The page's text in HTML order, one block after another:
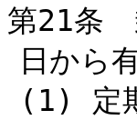
第21条
日から
(1) 定